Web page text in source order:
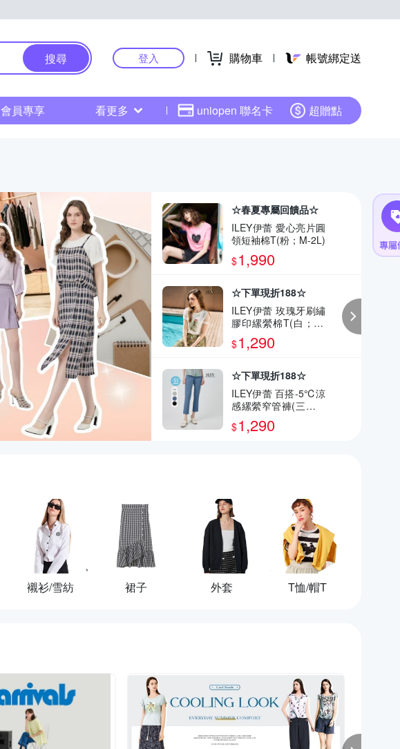
搜尋 登入 購物車 帳號綁定送
會員專享 看更多 uniopen 聯名卡 超贈點
☆春夏專屬回饋品☆
ILEY伊蕾 愛心亮片圓
領短袖棉T(粉；M-2L)
$1,990
☆下單現折188☆
ILEY伊蕾 玫瑰牙刷繡
膠印縲縈棉T(白；M-
2L)
$1,290
☆下單現折188☆
ILEY伊蕾 百搭-5℃涼
感縲縈窄管褲(三色；
M-3L)
$1,290
襯衫/雪紡 裙子 外套 T恤/帽T